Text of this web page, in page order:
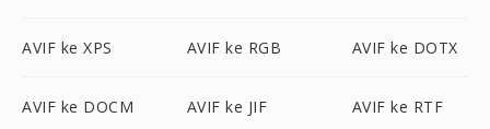
AVIF ke XPS AVIF ke RGB AVIF ke DOTX
AVIF ke DOCM AVIF ke JIF AVIF ke RTF